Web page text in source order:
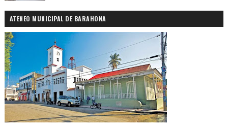
ATENEO MUNICIPAL DE BARAHONA